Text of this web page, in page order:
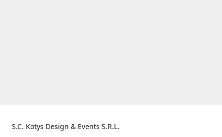
S.C. Kotys Design & Events S.R.L.